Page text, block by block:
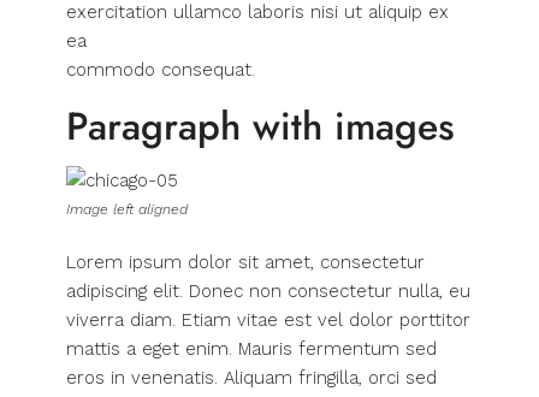
exercitation ullamco laboris nisi ut aliquip ex
ea
commodo consequat.
Paragraph with images
Image left aligned
Lorem ipsum dolor sit amet, consectetur
adipiscing elit. Donec non consectetur nulla, eu
viverra diam. Etiam vitae est vel dolor porttitor
mattis a eget enim. Mauris fermentum sed
eros in venenatis. Aliquam fringilla, orci sed